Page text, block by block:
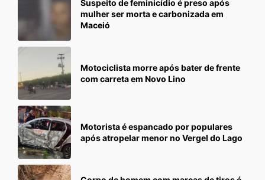
Suspeito de feminicídio é preso após
mulher ser morta e carbonizada em
Maceió
Motociclista morre após bater de frente
com carreta em Novo Lino
Motorista é espancado por populares
após atropelar menor no Vergel do Lago